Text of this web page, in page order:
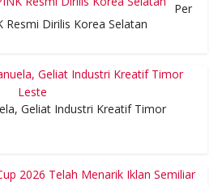
Per
Resmi Dirilis Korea Selatan
Geliat Industri Kreatif Timor